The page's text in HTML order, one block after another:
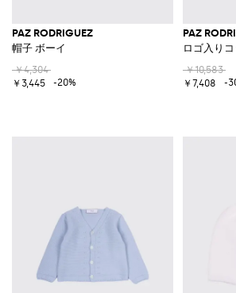
PAZ RODRIGUEZ
帽子 ボーイ
￥4,304
￥3,445
-20%
PAZ
ロゴ入り
￥10,583
￥7,408
-